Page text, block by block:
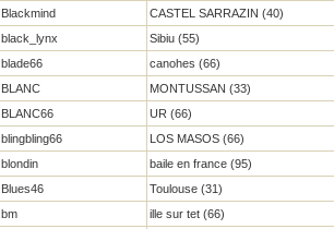
Blackmind
CASTEL SARRAZIN (40)
black_lynx
Sibiu (55)
blade66
canohes (66)
BLANC
MONTUSSAN (33)
BLANC66
UR (66)
blingbling66
LOS MASOS (66)
blondin
baile en france (95)
Blues46
Toulouse (31)
bm
ille sur tet (66)